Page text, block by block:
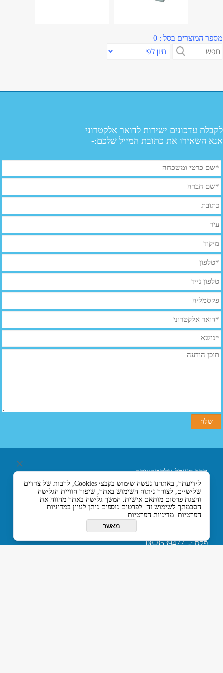
מספר המוצרים בסל : 0
לקבלת עדכונים ישירות לדואר אלקטרוני
אנא השאירו את כתובת המייל שלכם:-
תפוז חשמל אלקטרוניקה
ובקרה בע"מ
רחוב אליעזר בן הורקנוס 5
אזור התעשייה הצפוני,
כניסה מרחוב המסגר, לוד
7129330 ישראל
פקס :- 08-8539477
לידיעתך, באתרנו נעשה שימוש בקבצי Cookies, לרבות של צדדים
שלישיים, לצורך ניתוח השימוש באתר, שיפור חוויית הגלישה
והצגת פרסום מותאם אישית. המשך גלישה באתר מהווה את
הסכמתך לשימוש זה. לפרטים נוספים ניתן לעיין במדיניות
הפרטיות. מדיניות הפרטיות
מאשר